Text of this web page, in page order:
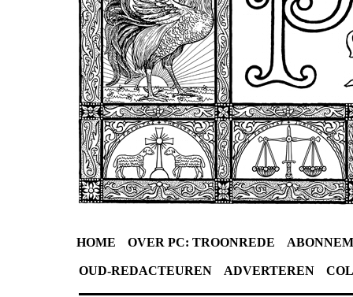
HOME OVER PC: TROONREDE
OUD-REDACTEUREN ADVERTEREN